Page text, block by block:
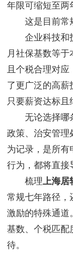
年限可缩短至两
这是目前常规
企业科技和技
月社保基数等于
且个税合理对
了更广泛的高薪
只要薪资达标且
无论选择哪条
政策、治安管理
为记录，是所有
行为，都将直接
梳理上海居
常规七年路径，
激励的特殊通道
基数、个税匹配
待。